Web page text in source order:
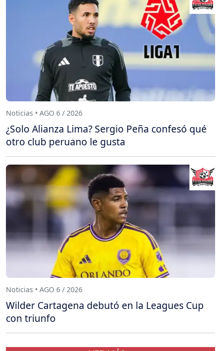
Noticias • AGO 6 / 2026
¿Solo Alianza Lima? Sergio Peña confesó qué
otro club peruano le gusta
Noticias • AGO 6 / 2026
Wilder Cartagena debutó en la Leagues Cup
con triunfo